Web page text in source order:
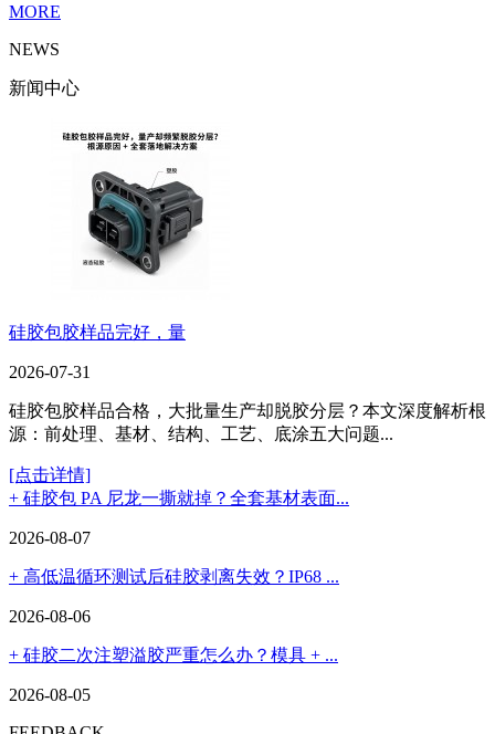
MORE
NEWS
新闻中心
硅胶包胶样品完好，量
2026-07-31
硅胶包胶样品合格，大批量生产却脱胶分层？本文深度解析根
源：前处理、基材、结构、工艺、底涂五大问题...
[点击详情]
+ 硅胶包 PA 尼龙一撕就掉？全套基材表面...
2026-08-07
+ 高低温循环测试后硅胶剥离失效？IP68 ...
2026-08-06
+ 硅胶二次注塑溢胶严重怎么办？模具 + ...
2026-08-05